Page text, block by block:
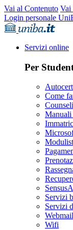
Vai al Contenuto Vai
Login personale
Servizi online
Per
Come
Servizi
Servizi
Wifi